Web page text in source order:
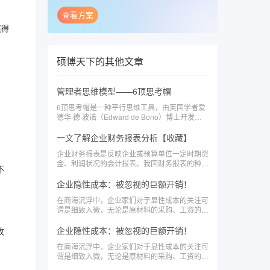
查看方案
硕博天下的其他文章
管理者思维模型——6顶思考帽
6顶思考帽是一种平行思维工具，由英国学者爱
德华·德·波诺（Edward de Bono）博士开发的
一文了解企业财务报表分析【收藏】
企业财务报表是反映企业或预算单位一定时期资
金、利润状况的会计报表。我国财务报表的种
规定，要求企业定期编报。
企业隐性成本：被忽视的巨额开销！
在商海沉浮中，企业家们对于显性成本的关注可
谓是细致入微，无论是原材料的采购、工资的发
企业隐性成本：被忽视的巨额开销！
在商海沉浮中，企业家们对于显性成本的关注可
谓是细致入微，无论是原材料的采购、工资的发